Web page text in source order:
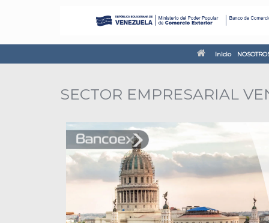
Inicio
SECTOR EMPRESARIAL